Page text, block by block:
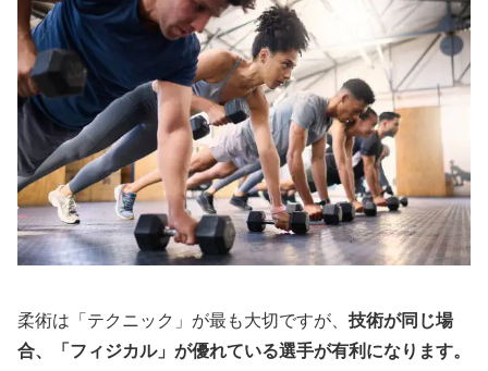
柔術は「テクニック」が最も大切ですが、 技術が同じ場
合、「フィジカル」が優れている選手が有利になります。